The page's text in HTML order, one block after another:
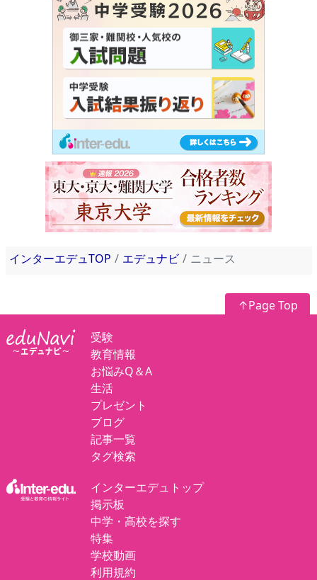
インターエデュTOP エデュナビ ニュース
↑Page Top
受験
教育情報
お悩みQ＆A
生活
プレゼント
ブログ
記事一覧
タグ検索
インターエデュトップ
掲示板
中学・高校を探す
特集
学校動画
利用規約